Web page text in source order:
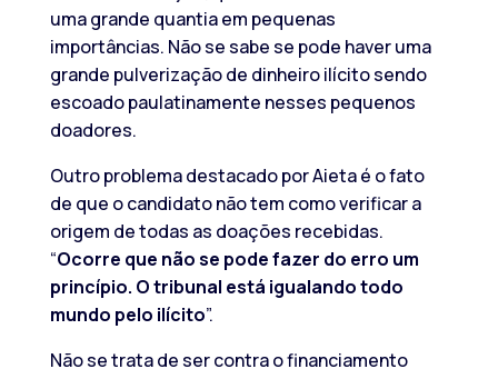
uma grande quantia em pequenas
importâncias. Não se sabe se pode haver uma
grande pulverização de dinheiro ilícito sendo
escoado paulatinamente nesses pequenos
doadores.
Outro problema destacado por Aieta é o fato
de que o candidato não tem como verificar a
origem de todas as doações recebidas.
“Ocorre que não se pode fazer do erro um
princípio. O tribunal está igualando todo
mundo pelo ilícito”.
Não se trata de ser contra o financiamento